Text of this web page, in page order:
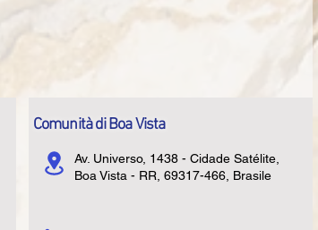
Comunità di Boa Vista
Av. Universo, 1438 - Cidade Satélite,
Boa Vista - RR, 69317-466, Brasile